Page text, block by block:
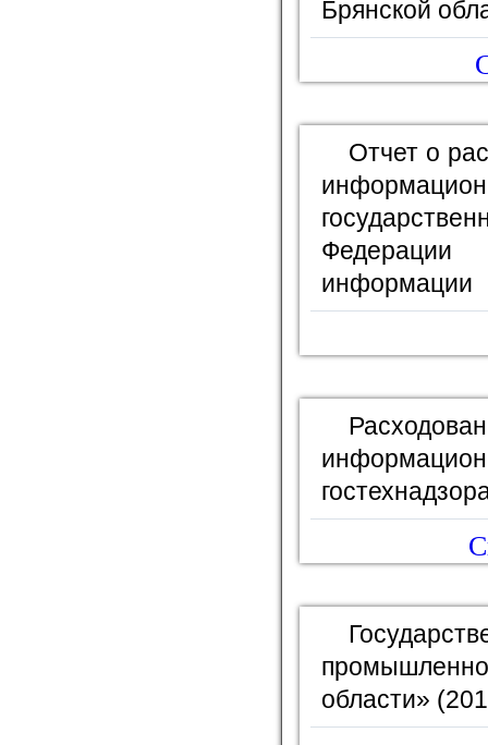
Брянской
Отчет о
информации
области»